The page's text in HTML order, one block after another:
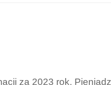
za 2023 rok.